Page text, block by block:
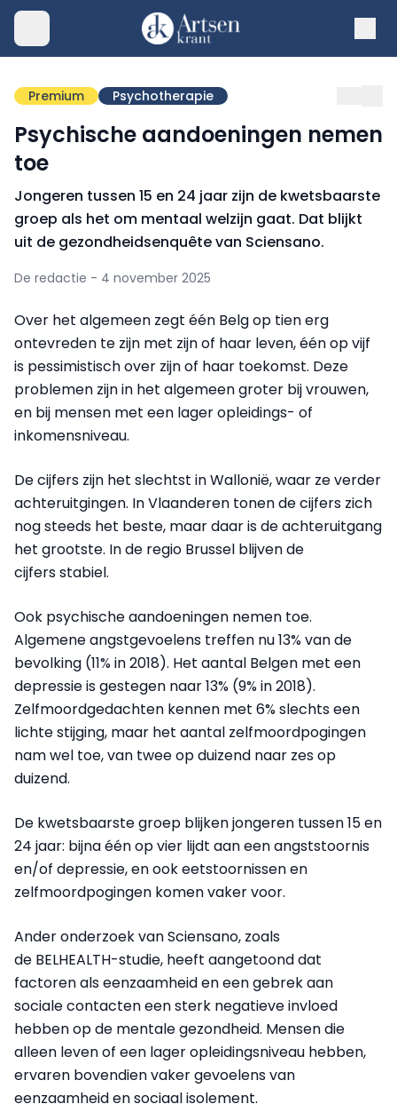
Premium Psychotherapie
Psychische aandoeningen nemen
toe
Jongeren tussen 15 en 24 jaar zijn de kwetsbaarste
groep als het om mentaal welzijn gaat. Dat blijkt
uit de gezondheidsenquête van Sciensano.
De redactie - 4 november 2025
Over het algemeen zegt één Belg op tien erg
ontevreden te zijn met zijn of haar leven, één op vijf
is pessimistisch over zijn of haar toekomst. Deze
problemen zijn in het algemeen groter bij vrouwen,
en bij mensen met een lager opleidings- of
inkomensniveau.
De cijfers zijn het slechtst in Wallonië, waar ze verder
achteruitgingen. In Vlaanderen tonen de cijfers zich
nog steeds het beste, maar daar is de achteruitgang
het grootste. In de regio Brussel blijven de
cijfers stabiel.
Ook psychische aandoeningen nemen toe.
Algemene angstgevoelens treffen nu 13% van de
bevolking (11% in 2018). Het aantal Belgen met een
depressie is gestegen naar 13% (9% in 2018).
Zelfmoordgedachten kennen met 6% slechts een
lichte stijging, maar het aantal zelfmoordpogingen
nam wel toe, van twee op duizend naar zes op
duizend.
De kwetsbaarste groep blijken jongeren tussen 15 en
24 jaar: bijna één op vier lijdt aan een angststoornis
en/of depressie, en ook eetstoornissen en
zelfmoordpogingen komen vaker voor.
Ander onderzoek van Sciensano, zoals
de BELHEALTH-studie, heeft aangetoond dat
factoren als eenzaamheid en een gebrek aan
sociale contacten een sterk negatieve invloed
hebben op de mentale gezondheid. Mensen die
alleen leven of een lager opleidingsniveau hebben,
ervaren bovendien vaker gevoelens van
eenzaamheid en sociaal isolement.